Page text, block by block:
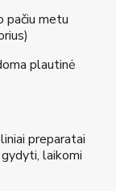
pačiu metu
plautinė
preparatai
laikomi